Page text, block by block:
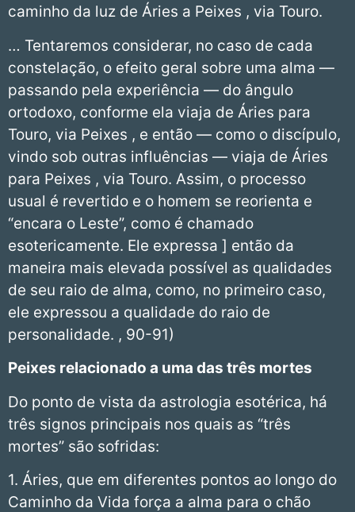
caminho da luz de Áries a Peixes , via Touro.
… Tentaremos considerar, no caso de cada
constelação, o efeito geral sobre uma alma —
passando pela experiência — do ângulo
ortodoxo, conforme ela viaja de Áries para
Touro, via Peixes , e então — como o discípulo,
vindo sob outras influências — viaja de Áries
para Peixes , via Touro. Assim, o processo
usual é revertido e o homem se reorienta e
“encara o Leste”, como é chamado
esotericamente. Ele expressa ] então da
maneira mais elevada possível as qualidades
de seu raio de alma, como, no primeiro caso,
ele expressou a qualidade do raio de
personalidade. , 90-91)
Peixes relacionado a uma das três mortes
Do ponto de vista da astrologia esotérica, há
três signos principais nos quais as “três
mortes” são sofridas:
1. Áries, que em diferentes pontos ao longo do
Caminho da Vida força a alma para o chão